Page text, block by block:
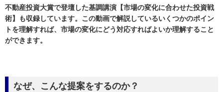
不動産投資大賞で登壇した基調講演【市場の変化に合わせた投資戦
術】も収録しています。この動画で解説しているいくつかのポイン
トを理解すれば、市場の変化にどう対応すればよいか理解すること
ができます。
なぜ、こんな提案をするのか？